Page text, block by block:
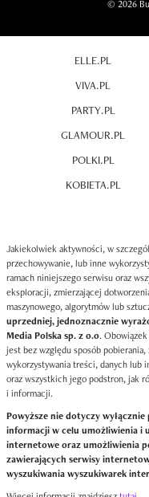
© 2026
ELLE.PL
VIVA.PL
PARTY.PL
GLAMOUR.PL
POLKI.PL
KOBIETA.PL
Jakiekolwiek aktywności, w
przechowywanie, lub inne
ramach niniejszego serwisu oraz
eksploracji, zmierzającej
maszynowego, algorytmów lub
uprzedniej, jednoznacznie
Media Polska sp. z o.o.
jest bez względu sposób
wykorzystywania treści, danych lub
oraz wszystkich jego podstron, jak
i informacji.
Powyższe nie dotyczy
informacji w celu umożliwienia i
internetowe oraz umożliwienia
zawierających serwisy
wyszukiwania wyszukiwarek